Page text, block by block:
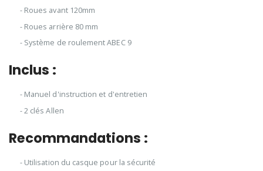
- Roues avant 120mm
- Roues arrière 80 mm
- Système de roulement ABEC 9
Inclus :
- Manuel d'instruction et d'entretien
- 2 clés Allen
Recommandations :
- Utilisation du casque pour la sécurité